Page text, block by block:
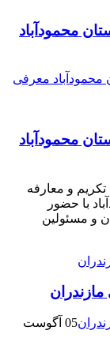
محمودآباد
محمودآباد
تکریم و معارفه
با حضور
و مسئولین
05 آگوست